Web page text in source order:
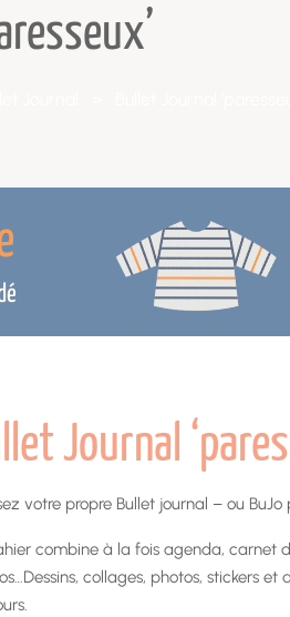
Journal
votre propre Bullet journal – ou BuJo
combine à la fois agenda, carnet
collages, photos, stickers et